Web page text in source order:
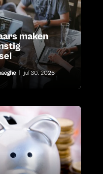
maken
jul 30, 2026